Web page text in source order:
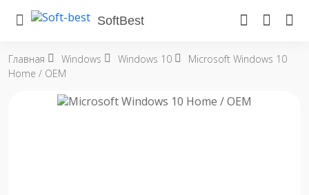
SoftBest
Главная Windows Windows 10
Microsoft Windows 10
Home / OEM